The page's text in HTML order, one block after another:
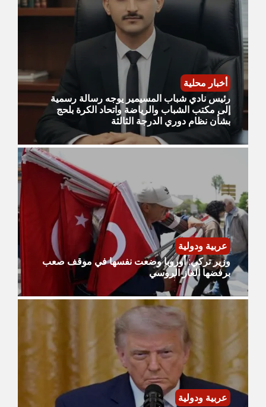
أخبار محلية
رئيس نادي شباب المسيمير يوجه رسالة رسمية
إلى مكتب الشباب والرياضة واتحاد الكرة بلحج
بشأن نظام دوري الدرجة الثالثة
عربية ودولية
وزير تركي: أوروبا وضعت نفسها في موقف صعب
برفضها الغاز الروسي
عربية ودولية